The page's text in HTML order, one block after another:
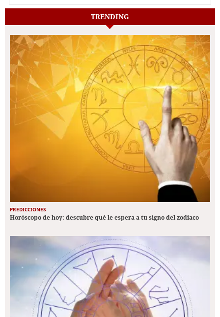
TRENDING
PREDICCIONES
Horóscopo de hoy: descubre qué le espera a tu signo del zodiaco